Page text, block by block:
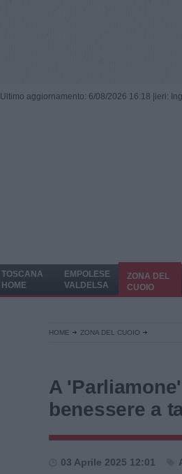
Ultimo aggiornamento: 6/08/2026 16:18 | ieri:
TOSCANA
HOME
EMPOLESE
VALDELSA
ZONA DEL
CUOIO
HOME ZONA DEL CUOIO
A
benessere a
03 Aprile 2025 12:01